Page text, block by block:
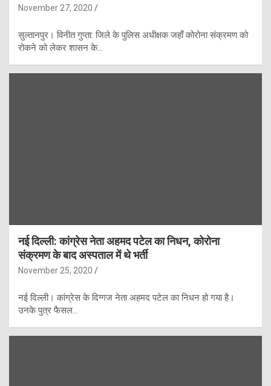
November 27, 2020
सुल्तानपुर। विनीत गुप्ता: जिले के पुलिस अधीक्षक जहाँ कोरोना संक्रमण को
रोकने को लेकर शासन के…
नई दिल्ली: कांग्रेस नेता अहमद पटेल का निधन, कोरोना
संक्रमण के बाद अस्पताल में थे भर्ती
November 25, 2020
नई दिल्ली। कांग्रेस के दिग्गज नेता अहमद पटेल का निधन हो गया है।
उनके पुत्र फैसल…